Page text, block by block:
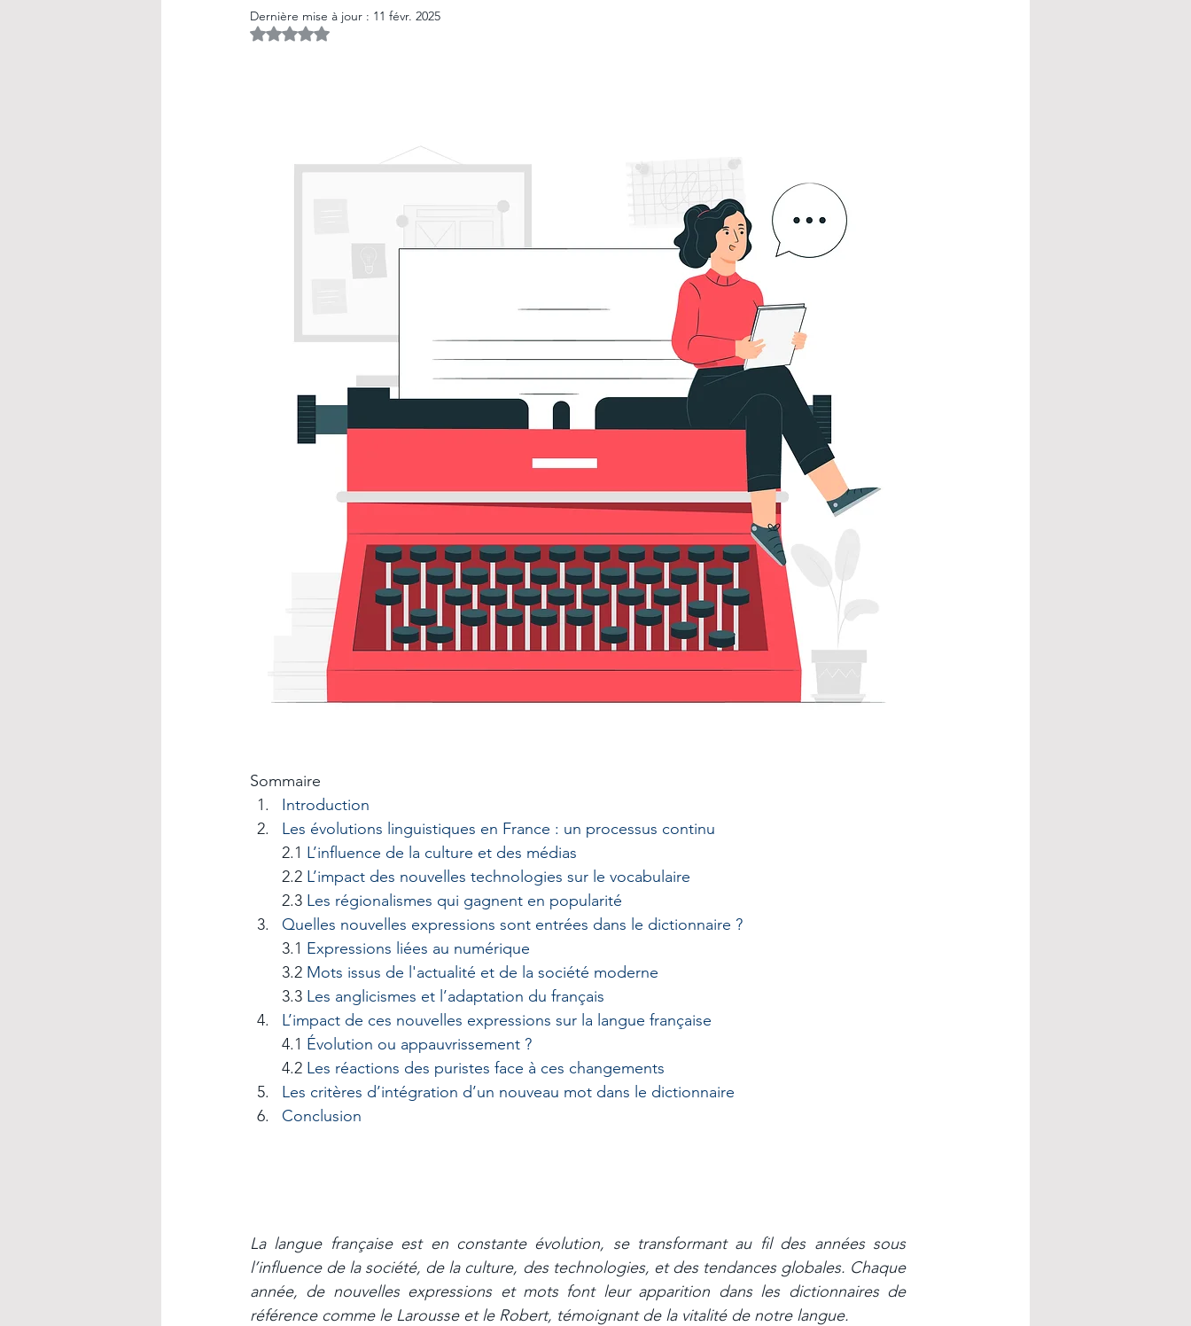
La communication évènementielle
Dernière mise à jour : 11 févr. 2025
Noté NaN étoiles sur 5.
Sommaire
Introduction
Les évolutions linguistiques en France : un processus continu
2.1 L’influence de la culture et des médias
2.2 L’impact des nouvelles technologies sur le vocabulaire
2.3 Les régionalismes qui gagnent en popularité
Quelles nouvelles expressions sont entrées dans le dictionnaire ?
3.1 Expressions liées au numérique
3.2 Mots issus de l'actualité et de la société moderne
3.3 Les anglicismes et l’adaptation du français
L’impact de ces nouvelles expressions sur la langue française
4.1 Évolution ou appauvrissement ?
4.2 Les réactions des puristes face à ces changements
Les critères d’intégration d’un nouveau mot dans le dictionnaire
Conclusion
La langue française est en constante évolution, se transformant au fil des années sous
l’influence de la société, de la culture, des technologies, et des tendances globales. Chaque
année, de nouvelles expressions et mots font leur apparition dans les dictionnaires de
référence comme le Larousse et le Robert, témoignant de la vitalité de notre langue.